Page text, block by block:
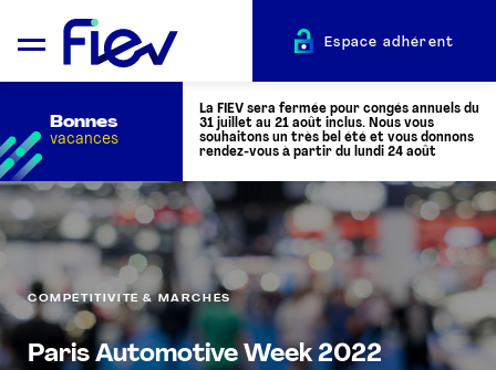
QUI SOMMES-NOUS ?
L’AUTOMOTIVE
ADHÉRENTS
Espace adhérent
Bonnes
vacances
La FIEV sera fermée pour congés annuels du
31 juillet au 21 août inclus. Nous vous
souhaitons un très bel été et vous donnons
rendez-vous à partir du lundi 24 août
COMPÉTITIVITÉ & MARCHÉS
Paris Automotive Week 2022